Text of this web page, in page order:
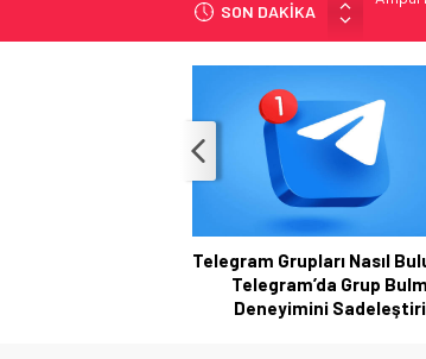
SON DAKİKA
2026
Hazır
A
Telsiz
Telegram Grupları Nasıl
Telegram’da Grup
Deneyimini